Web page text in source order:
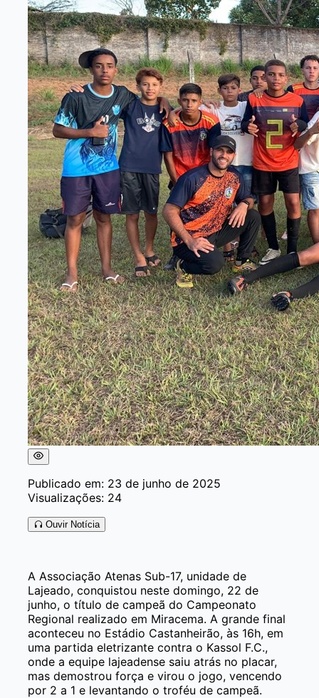
Publicado em: 23 de junho de 2025
Visualizações: 24
Ouvir Notícia
A Associação Atenas Sub-17, unidade de
Lajeado, conquistou neste domingo, 22 de
junho, o título de campeã do Campeonato
Regional realizado em Miracema. A grande final
aconteceu no Estádio Castanheirão, às 16h, em
uma partida eletrizante contra o Kassol F.C.,
onde a equipe lajeadense saiu atrás no placar,
mas demostrou força e virou o jogo, vencendo
por 2 a 1 e levantando o troféu de campeã.